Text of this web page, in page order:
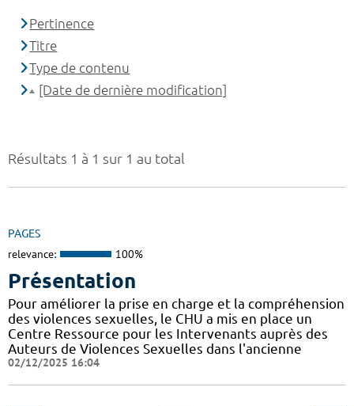
Résultats 1 à 1 sur 1 au total
PAGES
relevance: 100%
Présentation
Pour améliorer la prise en charge et la compréhension
des violences sexuelles, le CHU a mis en place un
Centre Ressource pour les Intervenants auprès des
Auteurs de Violences Sexuelles dans l'ancienne
02/12/2025 16:04
Pertinence
Titre
Type de contenu
[Date de dernière modification]